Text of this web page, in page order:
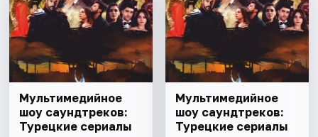
Мультимедийное
шоу саундтреков:
Турецкие сериалы
Мультимедийное
шоу саундтреков:
Турецкие сериалы